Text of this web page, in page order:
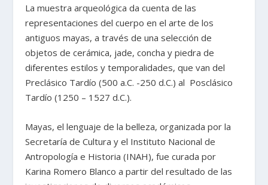
La muestra arqueológica da cuenta de las
representaciones del cuerpo en el arte de los
antiguos mayas, a través de una selección de
objetos de cerámica, jade, concha y piedra de
diferentes estilos y temporalidades, que van del
Preclásico Tardío (500 a.C. -250 d.C.) al Posclásico
Tardío (1250 – 1527 d.C.).
Mayas, el lenguaje de la belleza, organizada por la
Secretaría de Cultura y el Instituto Nacional de
Antropología e Historia (INAH), fue curada por
Karina Romero Blanco a partir del resultado de las